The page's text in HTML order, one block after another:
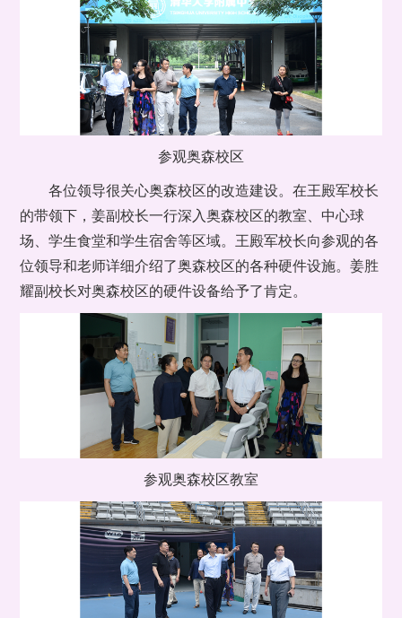
参观奥森校区
各位领导很关心奥森校区的改造建设。在王殿军校长
的带领下，姜副校长一行深入奥森校区的教室、中心球
场、学生食堂和学生宿舍等区域。王殿军校长向参观的各
位领导和老师详细介绍了奥森校区的各种硬件设施。姜胜
耀副校长对奥森校区的硬件设备给予了肯定。
参观奥森校区教室